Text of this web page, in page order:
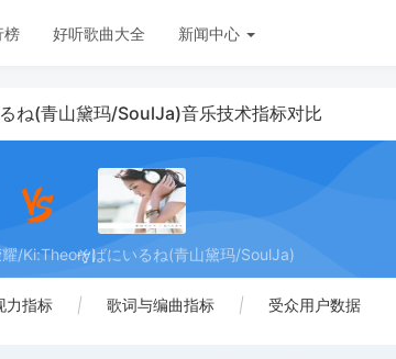
榜 好听歌曲大全 新闻中心
ね(青山黛玛/SoulJa)音乐技术指标对比
/Ki:Theory)そばにいるね(青山黛玛/SoulJa)
力指标 | 歌词与编曲指标 | 受众用户数据